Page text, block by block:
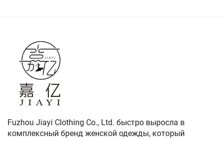
Fuzhou Jiayi Clothing Co., Ltd. быстро выросла в
комплексный бренд женской одежды, который